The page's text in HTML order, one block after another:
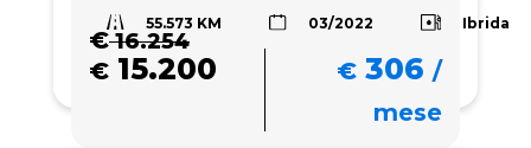
55.573 KM 03/2022 Ibrida
€16.254
€ 15.200 € 306 /
mese